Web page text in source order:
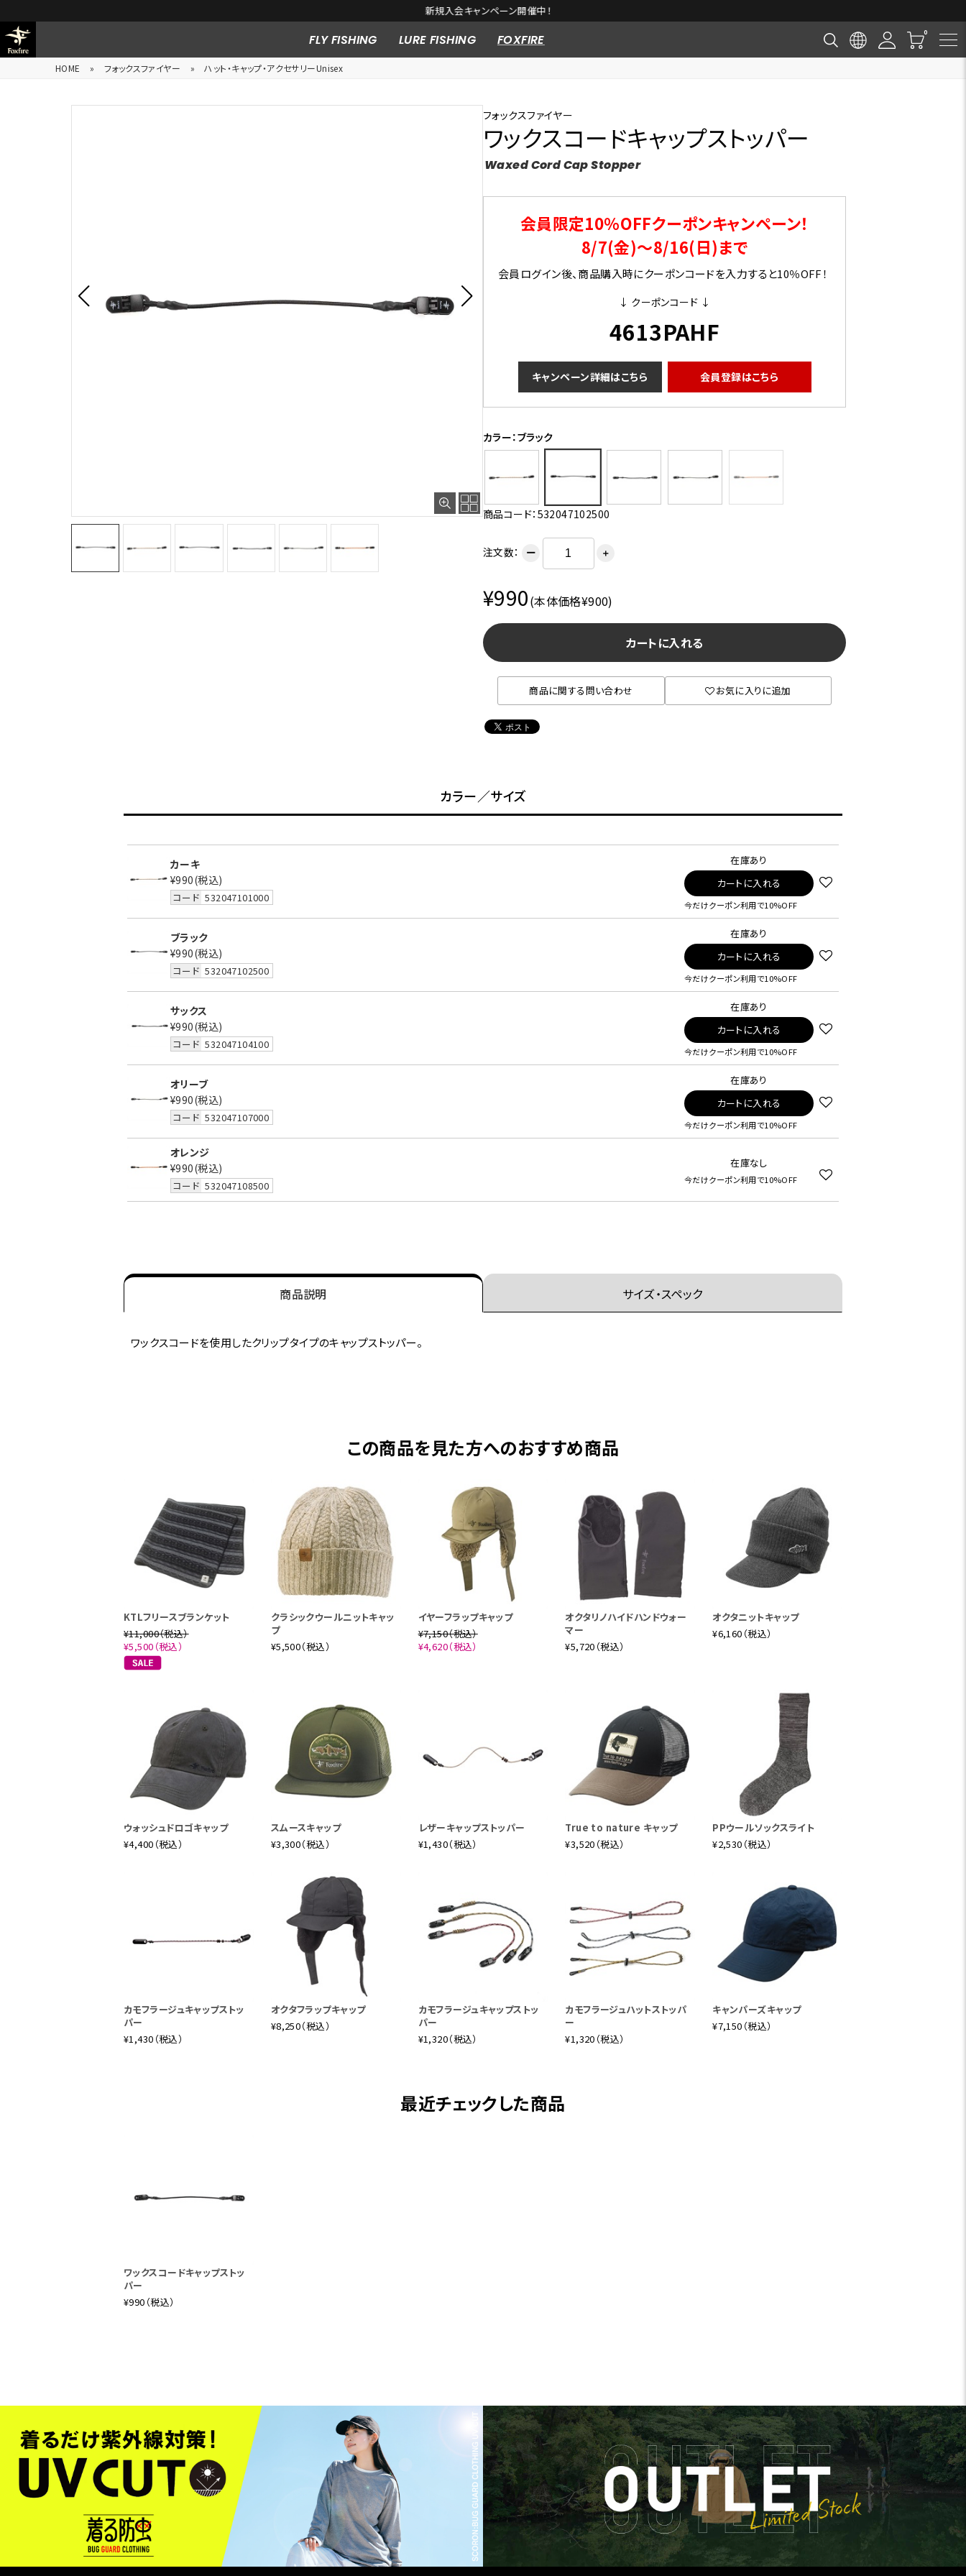
新規入会キャンペーン開催中！
FLY FISHING LURE FISHING FOXFIRE
HOME » フォックスファイヤー » ハット・キャップ・アクセサリーUnisex
カーキ
フォックスファイヤー
ワックスコードキャップストッパー
Waxed Cord Cap Stopper
会員限定10％OFFクーポンキャンペーン！
8/7(金)～8/16(日)まで
会員ログイン後、商品購入時にクーポンコードを入力すると10％OFF！
↓ クーポンコード ↓
4613PAHF
キャンペーン詳細はこちら 会員登録はこちら
カラー：ブラック
商品コード：532047102500
注文数： ー ＋
¥990(本体価格¥900)
カートに入れる
商品に関する問い合わせ お気に入りに追加
カラー／サイズ
カーキ
¥990(税込)
コード 532047101000
在庫あり
カートに入れる
今だけクーポン利用で10%OFF
ブラック
¥990(税込)
コード 532047102500
在庫あり
カートに入れる
今だけクーポン利用で10%OFF
サックス
¥990(税込)
コード 532047104100
在庫あり
カートに入れる
今だけクーポン利用で10%OFF
オリーブ
¥990(税込)
コード 532047107000
在庫あり
カートに入れる
今だけクーポン利用で10%OFF
オレンジ
¥990(税込)
コード 532047108500
在庫なし
今だけクーポン利用で10%OFF
商品説明 サイズ・スペック
ワックスコードを使用したクリップタイプのキャップストッパー。
この商品を見た方へのおすすめ商品
KTLフリースブランケット
¥11,000（税込）
¥5,500（税込）
クラシックウールニットキャッ
プ
¥5,500（税込）
イヤーフラップキャップ
¥7,150（税込）
¥4,620（税込）
オクタリノハイドハンドウォー
マー
¥5,720（税込）
オクタニットキャップ
¥6,160（税込）
ウォッシュドロゴキャップ
¥4,400（税込）
スムースキャップ
¥3,300（税込）
レザーキャップストッパー
¥1,430（税込）
True to nature キャップ
¥3,520（税込）
PPウールソックスライト
¥2,530（税込）
カモフラージュキャップストッ
パー
¥1,430（税込）
オクタフラップキャップ
¥8,250（税込）
カモフラージュキャップストッ
パー
¥1,320（税込）
カモフラージュハットストッパ
ー
¥1,320（税込）
キャンパーズキャップ
¥7,150（税込）
最近チェックした商品
ワックスコードキャップストッ
パー
¥990（税込）